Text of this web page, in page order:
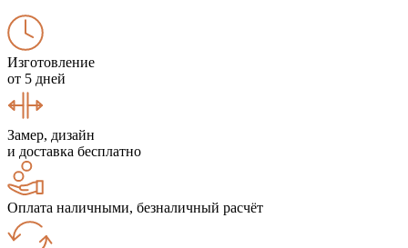
Изготовление
от 5 дней
Замер, дизайн
и доставка бесплатно
Оплата наличными, безналичный расчёт